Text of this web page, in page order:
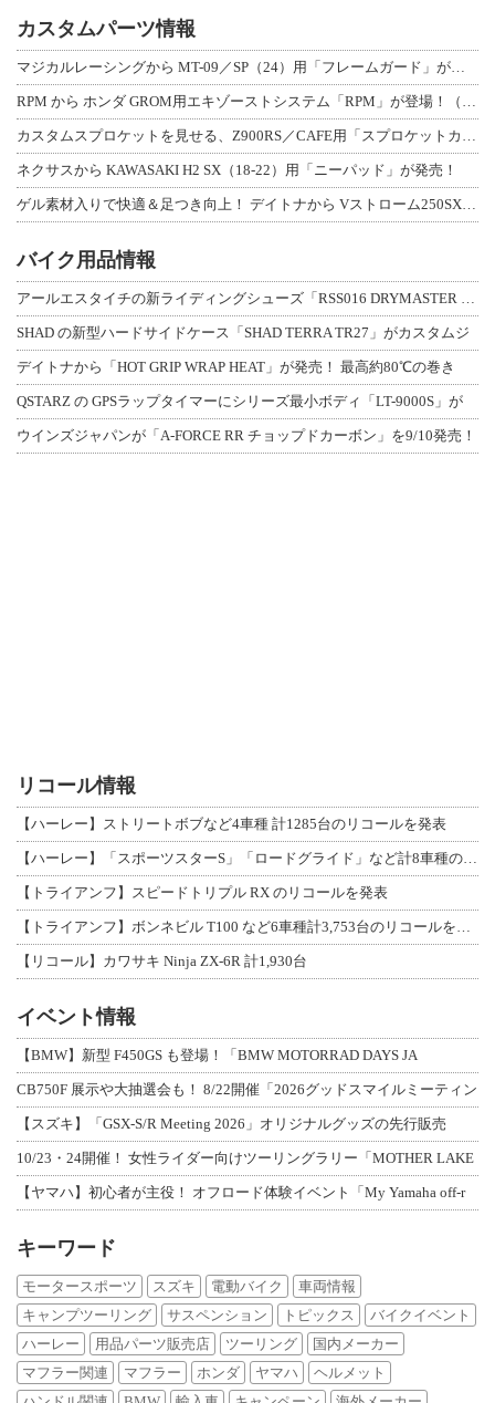
カスタムパーツ情報
マジカルレーシングから MT-09／SP（24）用「フレームガード」が登場！
RPM から ホンダ GROM用エキゾーストシステム「RPM」が登場！（動画あり
カスタムスプロケットを見せる、Z900RS／CAFE用「スプロケットカバーフルキ
ネクサスから KAWASAKI H2 SX（18-22）用「ニーパッド」が発売！
ゲル素材入りで快適＆足つき向上！ デイトナから Vストローム250SX用「快適ロ
バイク用品情報
アールエスタイチの新ライディングシューズ「RSS016 DRYMASTER スト
SHAD の新型ハードサイドケース「SHAD TERRA TR27」がカスタムジ
デイトナから「HOT GRIP WRAP HEAT」が発売！ 最高約80℃の巻き
QSTARZ の GPSラップタイマーにシリーズ最小ボディ「LT-9000S」が
ウインズジャパンが「A-FORCE RR チョップドカーボン」を9/10発売！
リコール情報
【ハーレー】ストリートボブなど4車種 計1285台のリコールを発表
【ハーレー】「スポーツスターS」「ロードグライド」など計8車種のリコールを発表
【トライアンフ】スピードトリプル RX のリコールを発表
【トライアンフ】ボンネビル T100 など6車種計3,753台のリコールを発表
【リコール】カワサキ Ninja ZX-6R 計1,930台
イベント情報
【BMW】新型 F450GS も登場！「BMW MOTORRAD DAYS JA
CB750F 展示や大抽選会も！ 8/22開催「2026グッドスマイルミーティン
【スズキ】「GSX-S/R Meeting 2026」オリジナルグッズの先行販売
10/23・24開催！ 女性ライダー向けツーリングラリー「MOTHER LAKE
【ヤマハ】初心者が主役！ オフロード体験イベント「My Yamaha off-r
キーワード
モータースポーツ スズキ 電動バイク
車両情報
キャンプツーリング
サスペンション トピックス
バイクイベント
ハーレー
用品パーツ販売店 ツーリング
国内メーカー
マフラー関連
マフラー ホンダ ヤマハ
ヘルメット